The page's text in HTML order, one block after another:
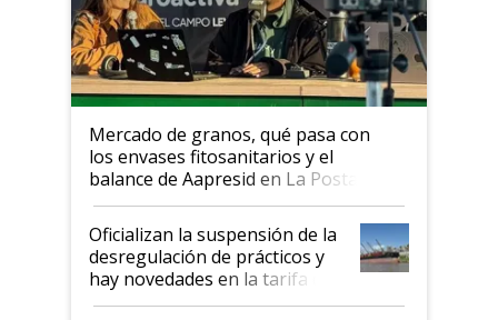
Mercado de granos, qué pasa con
los envases fitosanitarios y el
balance de Aapresid en La Posta
Oficializan la suspensión de la
desregulación de prácticos y
hay novedades en la tarifa de
la hidrovía